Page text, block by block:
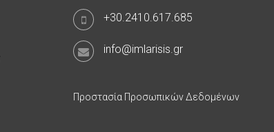
+30.2410.617.685
info@imlarisis.gr
Προστασία Προσωπικών Δεδομένων